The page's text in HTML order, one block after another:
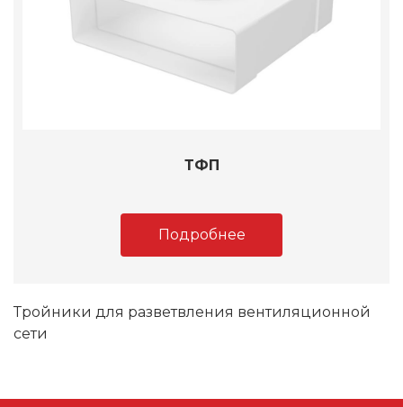
ТФП
Подробнее
Тройники для разветвления вентиляционной
сети